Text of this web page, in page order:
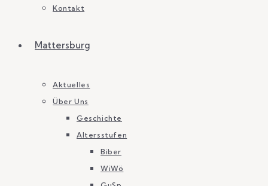
Kontakt
Mattersburg
Aktuelles
Über Uns
Geschichte
Altersstufen
Biber
WiWö